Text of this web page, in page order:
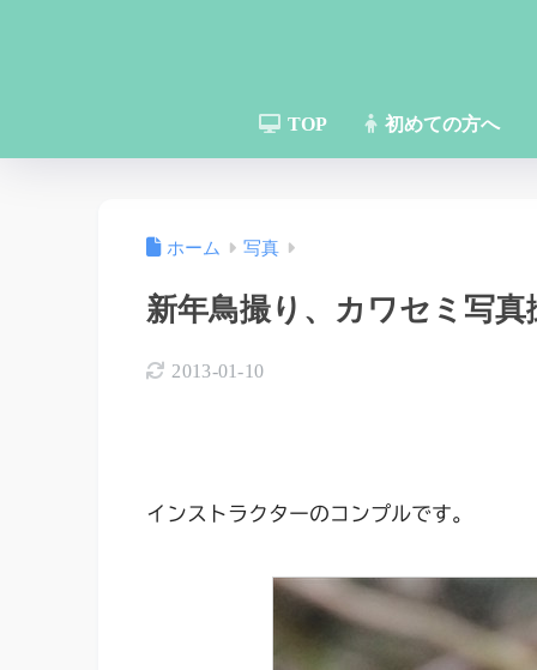
TOP 初めての方へ
ホーム 写真
新年鳥撮り、カワセミ写真
2013-01-10
インストラクターのコンプルです。